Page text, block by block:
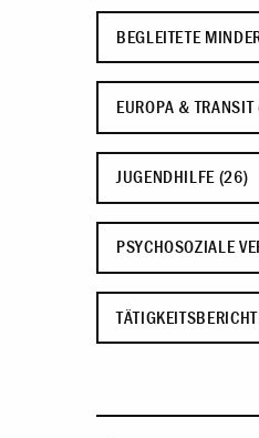
BEGLEITETE
EUROPA &
JUGENDHILFE (26)
PSYCHOSOZIALE